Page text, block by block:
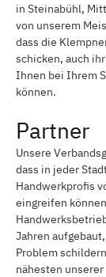
in Steinabühl,
von unserem
dass die
schicken, auch
Ihnen bei Ihrem
können.
Partner
Unsere
dass in jeder
Handwerkprofis
eingreifen
Jahren
Problem
nähesten